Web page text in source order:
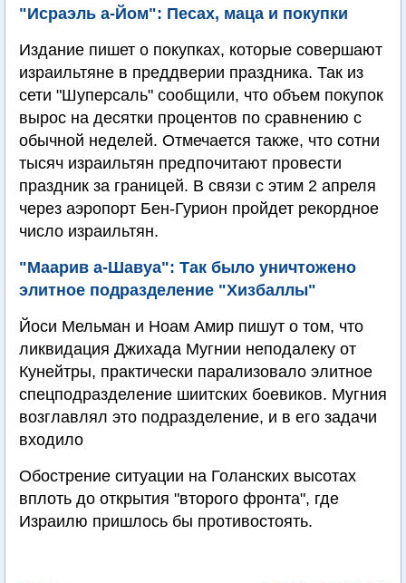
"Исраэль а-Йом": Песах, маца и покупки
Издание пишет о покупках, которые совершают
израильтяне в преддверии праздника. Так из
сети "Шуперсаль" сообщили, что объем покупок
вырос на десятки процентов по сравнению с
обычной неделей. Отмечается также, что сотни
тысяч израильтян предпочитают провести
праздник за границей. В связи с этим 2 апреля
через аэропорт Бен-Гурион пройдет рекордное
число израильтян.
"Маарив а-Шавуа": Так было уничтожено
элитное подразделение "Хизбаллы"
Йоси Мельман и Ноам Амир пишут о том, что
ликвидация Джихада Мугнии неподалеку от
Кунейтры, практически парализовало элитное
спецподразделение шиитских боевиков. Мугния
возглавлял это подразделение, и в его задачи
входило
Обострение ситуации на Голанских высотах
вплоть до открытия "второго фронта", где
Израилю пришлось бы противостоять.